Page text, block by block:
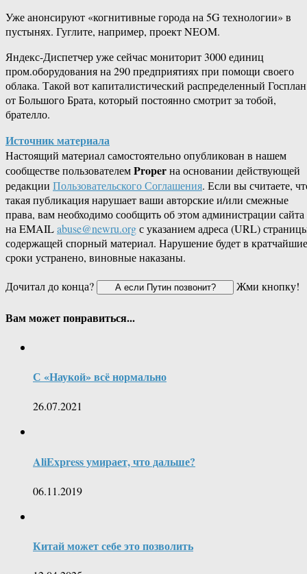
Уже анонсируют «когнитивные города на 5G технологии» в
пустынях. Гуглите, например, проект NEOM.
Яндекс-Диспетчер уже сейчас мониторит 3000 единиц
пром.оборудования на 290 предприятиях при помощи своего
облака. Такой вот капиталистический распределенный Госплан
от Большого Брата, который постоянно смотрит за тобой,
брателло.
Источник материала
Настоящий материал самостоятельно опубликован в нашем
сообществе пользователемProperна основании действующей
редакции Пользовательского Соглашения. Если вы считаете,
такая публикация нарушает ваши авторские и/или смежные
права, вам необходимо сообщить об этом администрации сайта
на EMAILabuse@newru.orgс указанием адреса (URL)
содержащей спорный материал. Нарушение будет в кратчайшие
сроки устранено, виновные наказаны.
Дочитал до конца?
Жми кнопку!
Вам может понравиться...
С «Наукой» всё нормально
26.07.2021
AliExpress умирает, что дальше?
06.11.2019
Китай может себе это позволить